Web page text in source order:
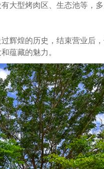
大型烤肉区、生态池等，
辉煌的历史，结束营业后
蕴藏的魅力。